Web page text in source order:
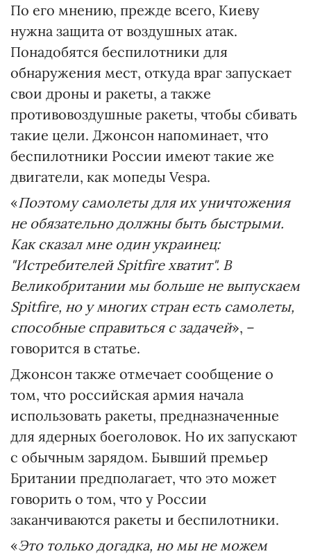
По его мнению, прежде всего, Киеву
нужна защита от воздушных атак.
Понадобятся беспилотники для
обнаружения мест, откуда враг запускает
свои дроны и ракеты, а также
противовоздушные ракеты, чтобы сбивать
такие цели. Джонсон напоминает, что
беспилотники России имеют такие же
двигатели, как мопеды Vespa.
«Поэтому самолеты для их уничтожения
не обязательно должны быть быстрыми.
Как сказал мне один украинец:
"Истребителей Spitfire хватит". В
Великобритании мы больше не выпускаем
Spitfire, но у многих стран есть самолеты,
способные справиться с задачей», –
говорится в статье.
Джонсон также отмечает сообщение о
том, что российская армия начала
использовать ракеты, предназначенные
для ядерных боеголовок. Но их запускают
с обычным зарядом. Бывший премьер
Британии предполагает, что это может
говорить о том, что у России
заканчиваются ракеты и беспилотники.
«Это только догадка, но мы не можем